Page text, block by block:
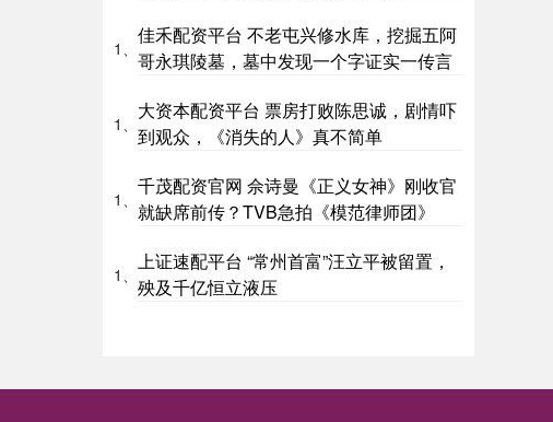
1、
佳禾配资平台 不老屯兴修水库，挖掘五阿
哥永琪陵墓，墓中发现一个字证实一传言
1、
大资本配资平台 票房打败陈思诚，剧情吓
到观众，《消失的人》真不简单
1、
千茂配资官网 佘诗曼《正义女神》刚收官
就缺席前传？TVB急拍《模范律师团》
1、
上证速配平台 “常州首富”汪立平被留置，
殃及千亿恒立液压